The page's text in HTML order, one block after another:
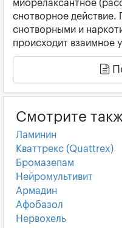
миорелаксантное
снотворное действие.
снотворными и
происходит взаимное
Смотрите
Ламинин
Кваттрекс (Quattrex)
Бромазепам
Нейромультивит
Армадин
Афобазол
Нервохель